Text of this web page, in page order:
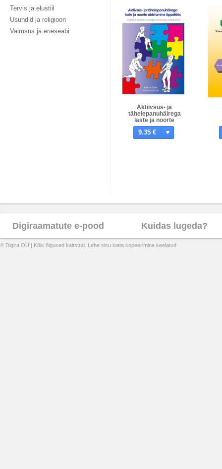
Tervis ja elustiil
Usundid ja religioon
Vaimsus ja eneseabi
Aktiivsus- ja
tähelepanuhäirega
laste ja noorte
abistamine õppetöös
9.35 €
Digiraamatute e-pood Kuidas lugeda?
© Digira OÜ | Kõik õigused kaitstud. Lehe sisu loata kopeerimine keelatud.